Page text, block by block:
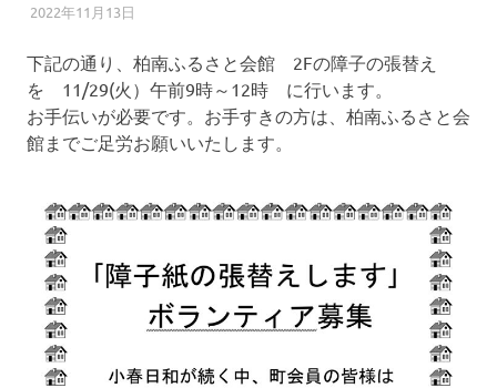
2022年11月13日
下記の通り、柏南ふるさと会館 2Fの障子の張替え
を 11/29(火）午前9時～12時 に行います。
お手伝いが必要です。お手すきの方は、柏南ふるさと会
館までご足労お願いいたします。